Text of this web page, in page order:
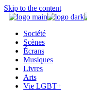
Skip to the content
Société
Scènes
Écrans
Musiques
Livres
Arts
Vie LGBT+